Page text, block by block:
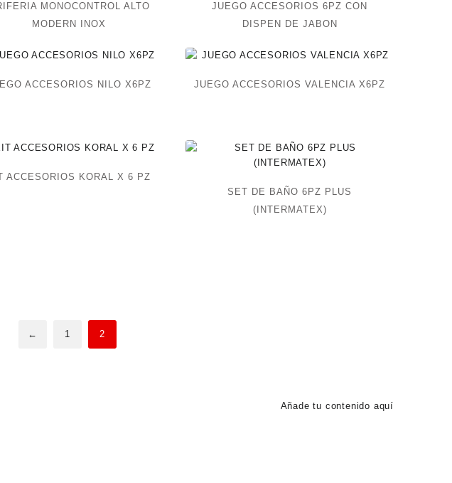
MONOCONTROL ALTO
MODERN INOX
JUEGO ACCESORIOS 6PZ CON
DISPEN DE JABON
ACCESORIOS NILO X6PZ JUEGO ACCESORIOS VALENCIA X6PZ
ACCESORIOS KORAL X 6 PZ
SET DE BAÑO 6PZ PLUS
(INTERMATEX)
← 1 2
Añade tu contenido aquí